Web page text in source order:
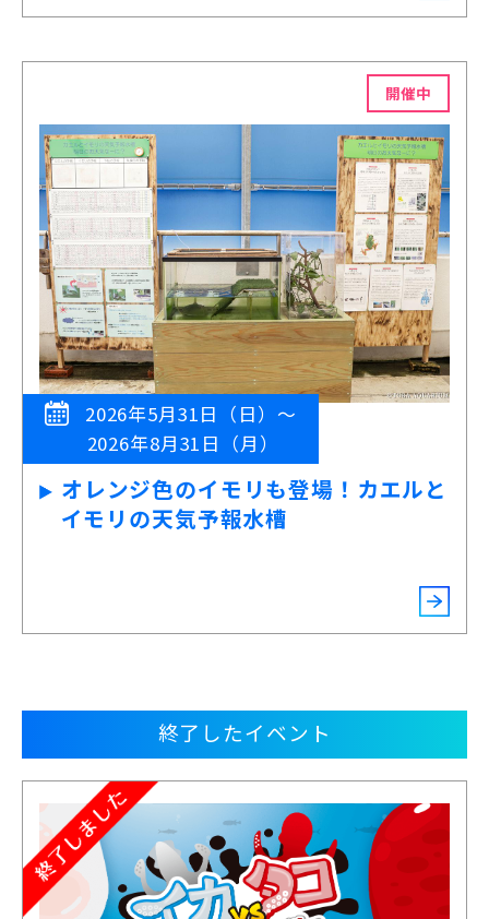
2026年5月31日（日）～
2026年8月31日（月）
オレンジ色のイモリも登場！カエルと
イモリの天気予報水槽
開催中
終了したイベント